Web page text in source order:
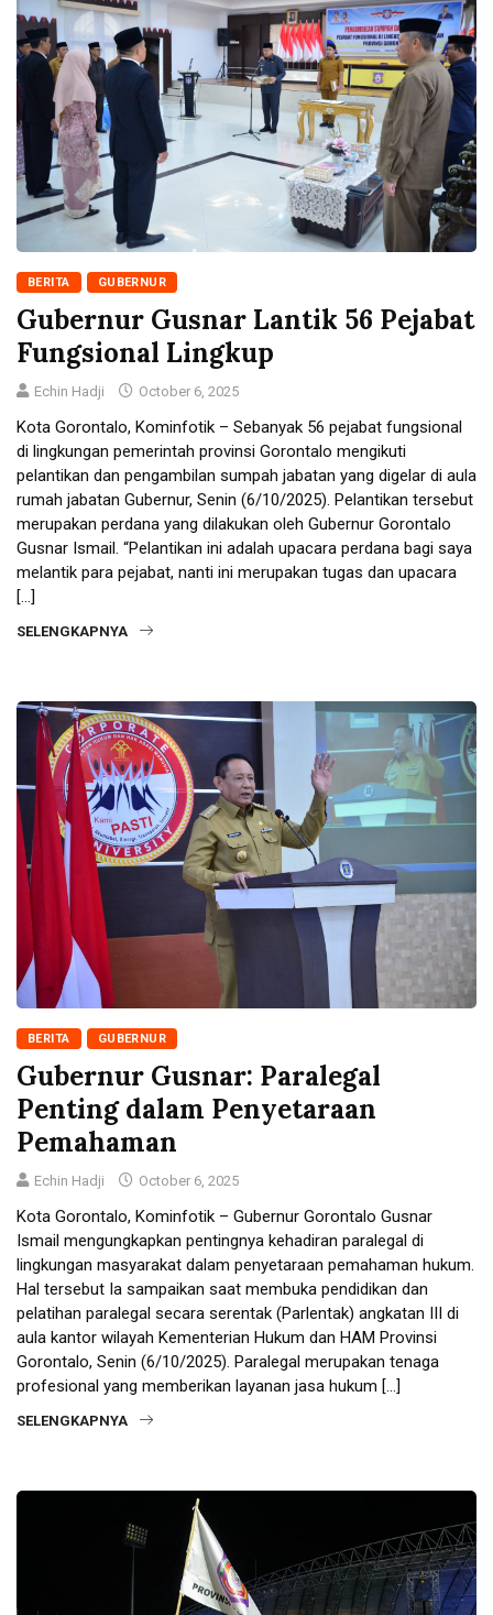
BERITA GUBERNUR
Gubernur Gusnar Lantik 56 Pejabat
Fungsional Lingkup
Echin Hadji October 6, 2025
Kota Gorontalo, Kominfotik – Sebanyak 56 pejabat fungsional
di lingkungan pemerintah provinsi Gorontalo mengikuti
pelantikan dan pengambilan sumpah jabatan yang digelar di aula
rumah jabatan Gubernur, Senin (6/10/2025). Pelantikan tersebut
merupakan perdana yang dilakukan oleh Gubernur Gorontalo
Gusnar Ismail. “Pelantikan ini adalah upacara perdana bagi saya
melantik para pejabat, nanti ini merupakan tugas dan upacara
[…]
SELENGKAPNYA
BERITA GUBERNUR
Gubernur Gusnar: Paralegal
Penting dalam Penyetaraan
Pemahaman
Echin Hadji October 6, 2025
Kota Gorontalo, Kominfotik – Gubernur Gorontalo Gusnar
Ismail mengungkapkan pentingnya kehadiran paralegal di
lingkungan masyarakat dalam penyetaraan pemahaman hukum.
Hal tersebut Ia sampaikan saat membuka pendidikan dan
pelatihan paralegal secara serentak (Parlentak) angkatan III di
aula kantor wilayah Kementerian Hukum dan HAM Provinsi
Gorontalo, Senin (6/10/2025). Paralegal merupakan tenaga
profesional yang memberikan layanan jasa hukum […]
SELENGKAPNYA